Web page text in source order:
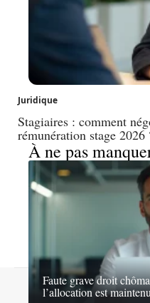
Juridique
Stagiaires : comment
rémunération stage 2026
À ne pas
Faute grave droit
l’allocation est
Contact